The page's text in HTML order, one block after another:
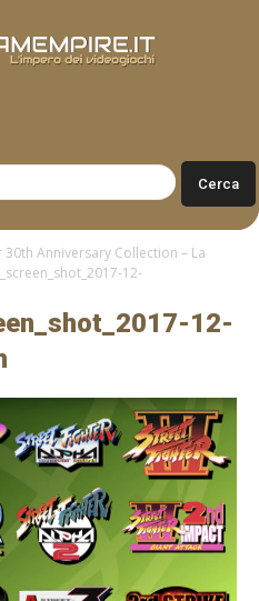
30th Anniversary Collection – La
12-
12-